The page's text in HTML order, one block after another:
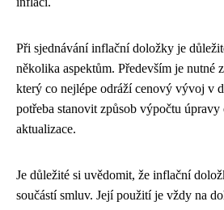
Při sjednávání inflační doložky je
několika aspektům. Především je nutné
který co nejlépe odráží cenový vývoj v
potřeba stanovit způsob výpočtu úpravy
aktualizace.
Je důležité si uvědomit, že inflační
součástí smluv. Její použití je vždy na